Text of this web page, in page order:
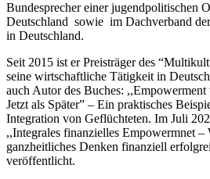
Bundesprecher einer jugendpolitischen
Deutschland sowie im Dachverband
in Deutschland.
Seit 2015 ist er Preisträger des
seine wirtschaftliche Tätigkeit in
auch Autor des Buches:
Jetzt als Später” – Ein praktisches
Integration von Geflüchteten. Im Juli
,,Integrales finanzielles Empowermnet –
ganzheitliches Denken finanziell
veröffentlicht.